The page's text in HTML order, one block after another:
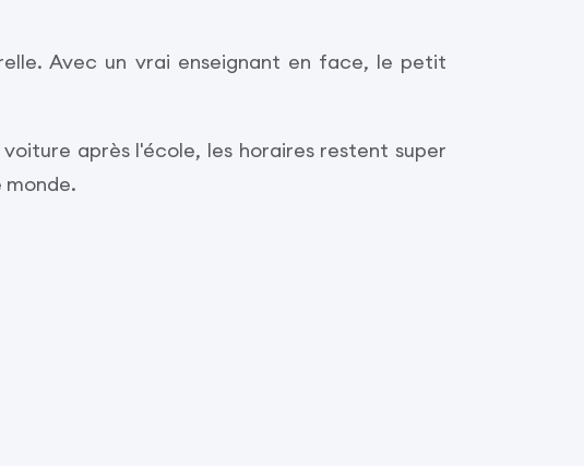
Avec un vrai enseignant en face, le petit
après l'école, les horaires restent super
monde.